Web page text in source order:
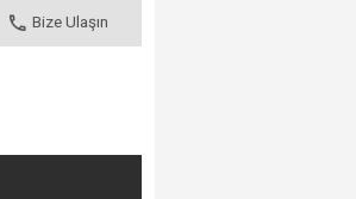
Bize Ulaşın